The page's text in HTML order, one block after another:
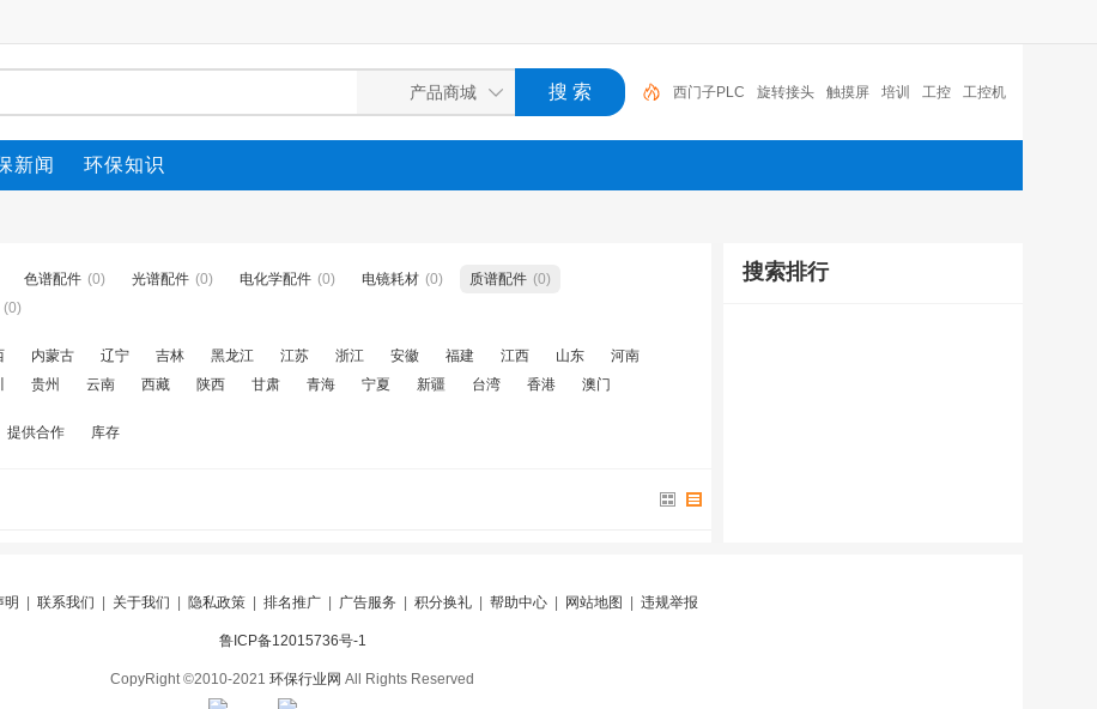
西门子PLC 旋转接头 触摸屏 培训 工控 工控机
变送器 球阀 plc 阀门
新闻 环保知识
色谱配件 (0) 光谱配件 (0) 电化学配件 (0) 电镜耗材 (0) 质谱配件 (0)
(0)
内蒙古 辽宁 吉林 黑龙江 江苏 浙江 安徽 福建 江西 山东
河南
贵州 云南 西藏 陕西 甘肃 青海 宁夏 新疆 台湾 香港 澳门
提供合作 库存
搜索排行
明 联系我们 关于我们 隐私政策 排名推广 广告服务 积分换礼 帮助中心 网站地图 违规举报
鲁ICP备12015736号-1
CopyRight ©2010-2021 环保行业网 All Rights Reserved